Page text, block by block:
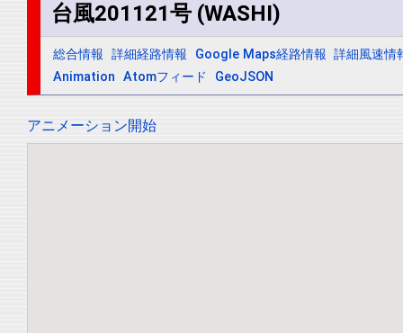
台風201121号 (WASHI)
総合情報 詳細経路情報 Google Maps経路情報 詳細風速情
Animation Atomフィード GeoJSON
アニメーション開始